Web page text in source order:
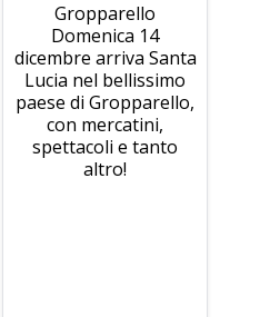
Gropparello
Domenica 14
dicembre arriva Santa
Lucia nel bellissimo
paese di Gropparello,
con mercatini,
spettacoli e tanto
altro!